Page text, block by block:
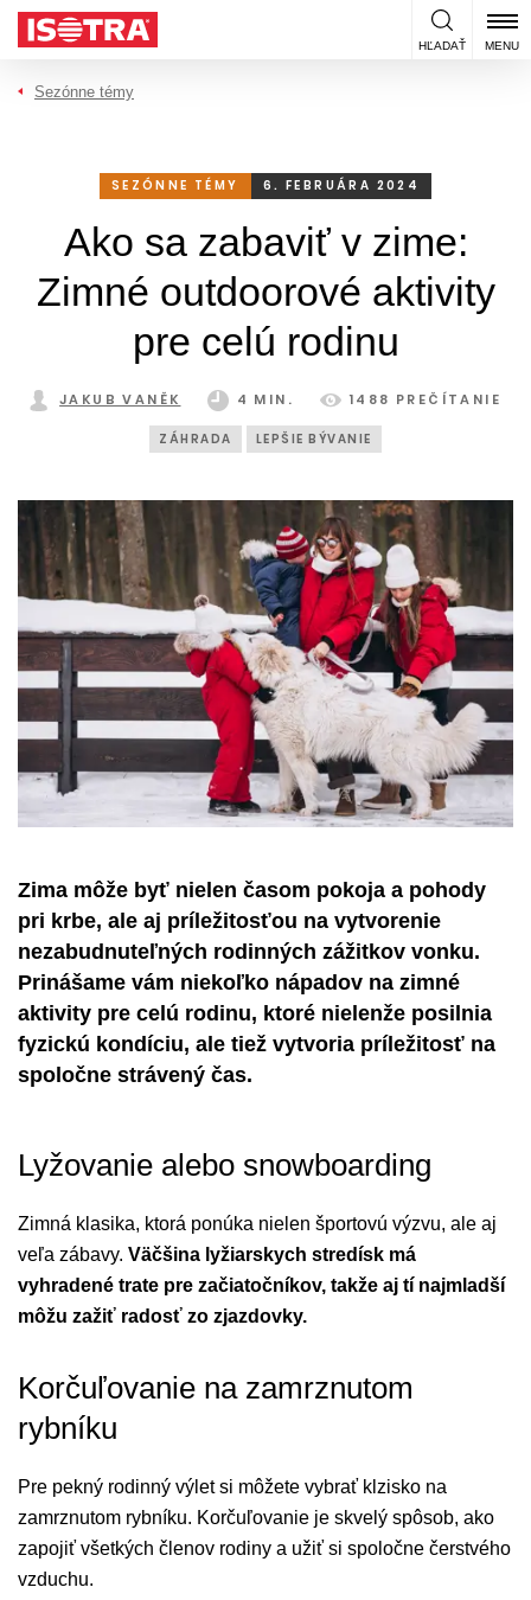
Preskočiť na obsah
HĽADAŤ MENU
Sezónne témy
SEZÓNNE TÉMY 6. FEBRUÁRA 2024
Ako sa zabaviť v zime:
Zimné outdoorové aktivity
pre celú rodinu
JAKUB VANĚK 4 MIN. 1488 PREČÍTANIE
ZÁHRADA LEPŠIE BÝVANIE
Zima môže byť nielen časom pokoja a pohody
pri krbe, ale aj príležitosťou na vytvorenie
nezabudnuteľných rodinných zážitkov vonku.
Prinášame vám niekoľko nápadov na zimné
aktivity pre celú rodinu, ktoré nielenže posilnia
fyzickú kondíciu, ale tiež vytvoria príležitosť na
spoločne strávený čas.
Lyžovanie alebo snowboarding
Zimná klasika, ktorá ponúka nielen športovú výzvu, ale aj
veľa zábavy. Väčšina lyžiarskych stredísk má
vyhradené trate pre začiatočníkov, takže aj tí najmladší
môžu zažiť radosť zo zjazdovky.
Korčuľovanie na zamrznutom
rybníku
Pre pekný rodinný výlet si môžete vybrať klzisko na
zamrznutom rybníku. Korčuľovanie je skvelý spôsob, ako
zapojiť všetkých členov rodiny a užiť si spoločne čerstvého
vzduchu.